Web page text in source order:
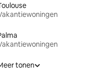
tonen